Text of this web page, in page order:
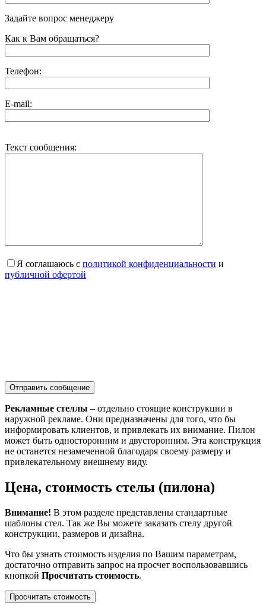
Задайте вопрос менеджеру
Как к Вам обращаться?
Телефон:
E-mail:
Текст сообщения:
Я соглашаюсь с политикой конфиденциальности и
публичной офертой
Рекламные стеллы – отдельно стоящие конструкции в
наружной рекламе. Они предназначены для того, что бы
информировать клиентов, и привлекать их внимание. Пилон
может быть односторонним и двусторонним. Эта конструкция
не останется незамеченной благодаря своему размеру и
привлекательному внешнему виду.
Цена, стоимость стелы (пилона)
Внимание! В этом разделе представлены стандартные
шаблоны стел. Так же Вы можете заказать стелу другой
конструкции, размеров и дизайна.
Что бы узнать стоимость изделия по Вашим параметрам,
достаточно отправить запрос на просчет воспользовавшись
кнопкой Просчитать стоимость.